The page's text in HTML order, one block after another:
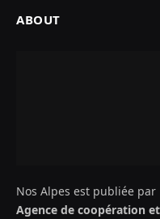
ABOUT
Nos Alpes est publiée par
Agence de coopération